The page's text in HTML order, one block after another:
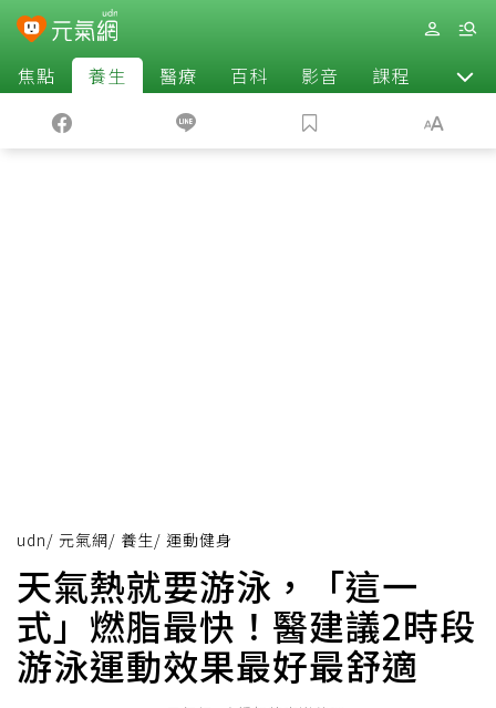
焦點 養生 醫療 百科 影音 課程 退休
udn/ 元氣網/ 養生/ 運動健身
天氣熱就要游泳，「這一
式」燃脂最快！醫建議2時段
游泳運動效果最好最舒適